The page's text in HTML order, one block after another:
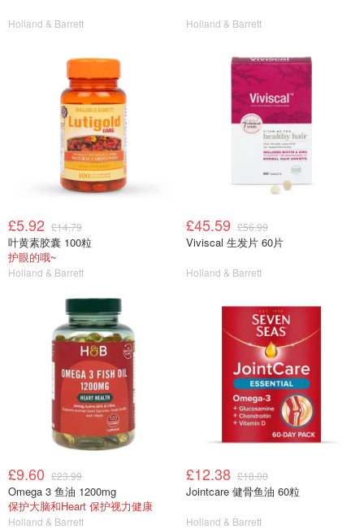
Holland & Barrett Holland & Barrett
£5.92 £14.79
叶黄素胶囊 100粒
护眼的哦~
Holland & Barrett
£45.59 £56.99
Viviscal 生发片 60片
Holland & Barrett
£9.60 £23.99
Omega 3 鱼油 1200mg
保护大脑和Heart 保护视力健康
Holland & Barrett
£12.38 £18.00
Jointcare 健骨鱼油 60粒
Holland & Barrett